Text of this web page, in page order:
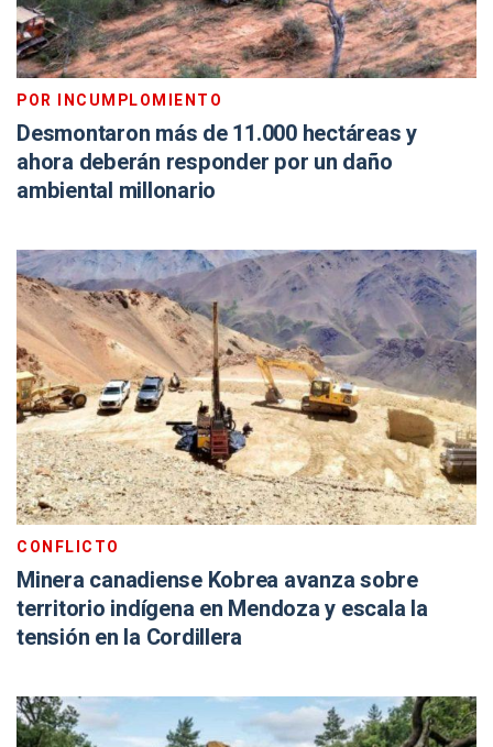
POR INCUMPLOMIENTO
Desmontaron más de 11.000 hectáreas y
ahora deberán responder por un daño
ambiental millonario
CONFLICTO
Minera canadiense Kobrea avanza sobre
territorio indígena en Mendoza y escala la
tensión en la Cordillera